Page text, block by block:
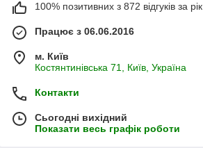
100% позитивних з 872 відгуків за рік
Працює з 06.06.2016
м. Київ
Костянтинівська 71, Київ, Україна
Контакти
Сьогодні вихідний
Показати весь графік роботи